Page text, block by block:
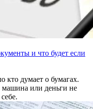
и что будет если
кто думает о бумагах.
машина или деньги не